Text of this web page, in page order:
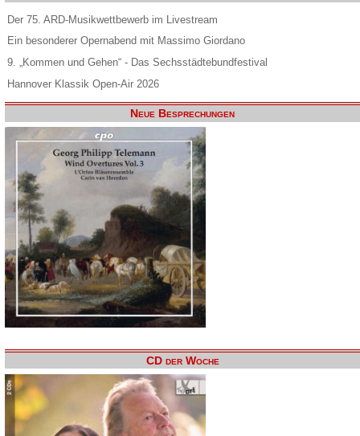
Der 75. ARD-Musikwettbewerb im Livestream
Ein besonderer Opernabend mit Massimo Giordano
9. „Kommen und Gehen“ - Das Sechsstädtebundfestival
Hannover Klassik Open-Air 2026
Neue Besprechungen
CD der Woche